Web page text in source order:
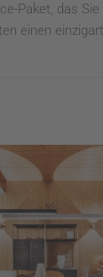
Paket, das
einen